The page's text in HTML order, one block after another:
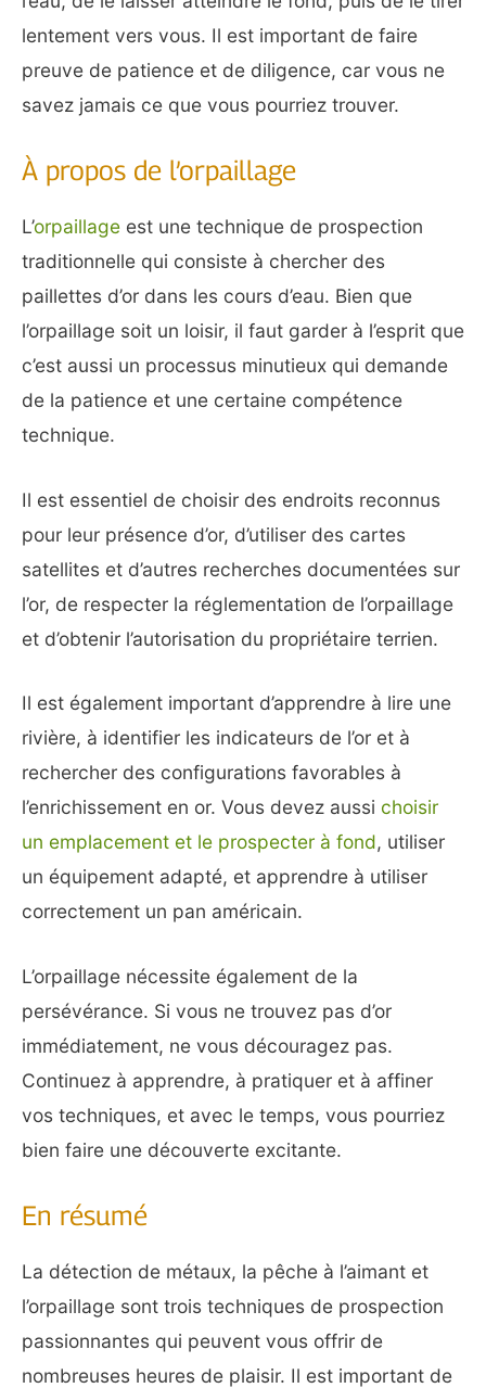
lentement vers vous. Il est important de faire
preuve de patience et de diligence, car vous ne
savez jamais ce que vous pourriez trouver.
À propos de l’orpaillage
L’orpaillage est une technique de prospection
traditionnelle qui consiste à chercher des
paillettes d’or dans les cours d’eau. Bien que
l’orpaillage soit un loisir, il faut garder à l’esprit que
c’est aussi un processus minutieux qui demande
de la patience et une certaine compétence
technique.
Il est essentiel de choisir des endroits reconnus
pour leur présence d’or, d’utiliser des cartes
satellites et d’autres recherches documentées sur
l’or, de respecter la réglementation de l’orpaillage
et d’obtenir l’autorisation du propriétaire terrien.
Il est également important d’apprendre à lire une
rivière, à identifier les indicateurs de l’or et à
rechercher des configurations favorables à
l’enrichissement en or. Vous devez aussi choisir
un emplacement et le prospecter à fond, utiliser
un équipement adapté, et apprendre à utiliser
correctement un pan américain.
L’orpaillage nécessite également de la
persévérance. Si vous ne trouvez pas d’or
immédiatement, ne vous découragez pas.
Continuez à apprendre, à pratiquer et à affiner
vos techniques, et avec le temps, vous pourriez
bien faire une découverte excitante.
En résumé
La détection de métaux, la pêche à l’aimant et
l’orpaillage sont trois techniques de prospection
passionnantes qui peuvent vous offrir de
nombreuses heures de plaisir. Il est important de